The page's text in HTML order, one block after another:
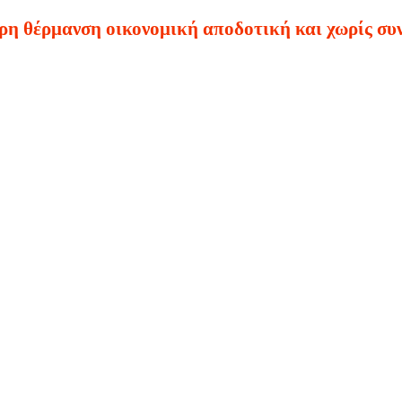
θέρμανση οικονομική αποδοτική και χωρίς